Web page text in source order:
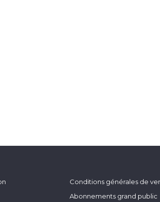
Conditions générales de
Abonnements grand public